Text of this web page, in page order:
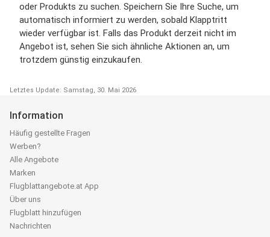
oder Produkts zu suchen. Speichern Sie Ihre Suche, um
automatisch informiert zu werden, sobald Klapptritt
wieder verfügbar ist. Falls das Produkt derzeit nicht im
Angebot ist, sehen Sie sich ähnliche Aktionen an, um
trotzdem günstig einzukaufen.
Letztes Update: Samstag, 30. Mai 2026
Information
Häufig gestellte Fragen
Werben?
Alle Angebote
Marken
Flugblattangebote.at App
Über uns
Flugblatt hinzufügen
Nachrichten